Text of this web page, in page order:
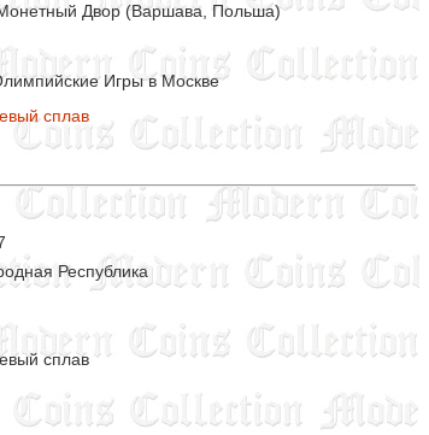
Двор (Варшава, Польша)
Игры в Москве
сплав
Республика
сплав